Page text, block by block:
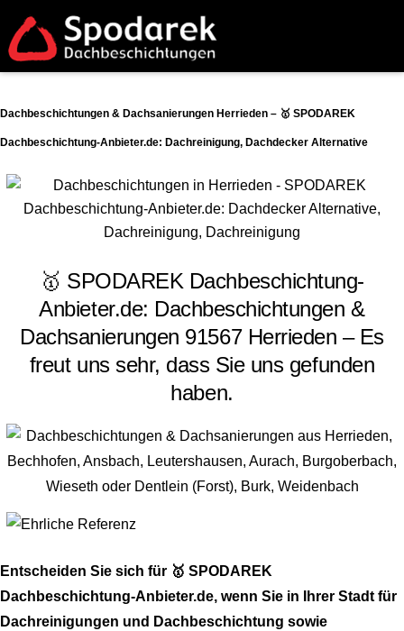
Dachbeschichtungen & Dachsanierungen Herrieden – 🥇 SPODAREK
Dachbeschichtung-Anbieter.de: Dachreinigung, Dachdecker Alternative
🥇 SPODAREK Dachbeschichtung-
Anbieter.de: Dachbeschichtungen &
Dachsanierungen 91567 Herrieden – Es
freut uns sehr, dass Sie uns gefunden
haben.
Entscheiden Sie sich für 🥇 SPODAREK
Dachbeschichtung-Anbieter.de, wenn Sie in Ihrer Stadt für
Dachreinigungen und Dachbeschichtung sowie